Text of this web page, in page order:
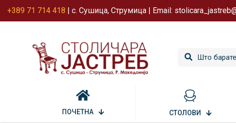
+389 71 714 418 | с. Сушица, Струмица | Email:
ПОЧЕТНА СТОЛОВИ